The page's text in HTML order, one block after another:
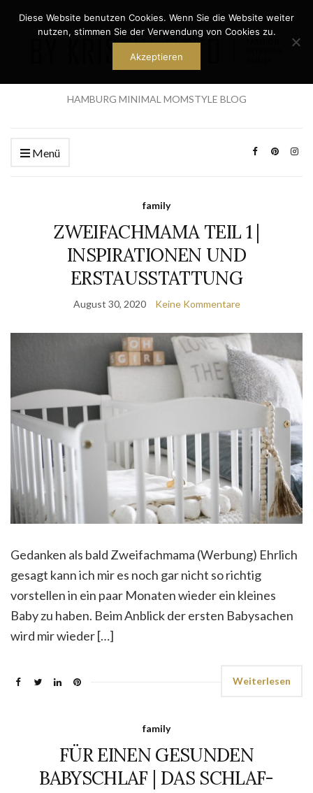
HAMBURG MINIMAL MOMSTYLE BLOG
Menü
family
ZWEIFACHMAMA TEIL 1 |
INSPIRATIONEN UND
ERSTAUSSTATTUNG
August 30, 2020 Keine Kommentare
Gedanken als bald Zweifachmama (Werbung) Ehrlich
gesagt kann ich mir es noch gar nicht so richtig
vorstellen in ein paar Monaten wieder ein kleines
Baby zu haben. Beim Anblick der ersten Babysachen
wird mir wieder […]
Weiterlesen
family
FÜR EINEN GESUNDEN
BABYSCHLAF | DAS SCHLAF-
Diese Website benutzen Cookies. Wenn Sie die Website weiter
nutzen, stimmen Sie der Verwendung von Cookies zu.
Akzeptieren